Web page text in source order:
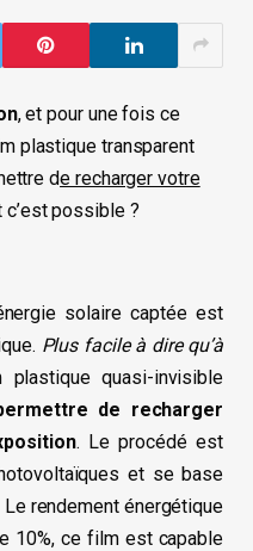
, et pour une fois ce
plastique transparent
de recharger votre
c’est possible ?
solaire captée est
Plus facile à dire qu’à
quasi-invisible
de recharger
. Le procédé est
et se base
rendement énergétique
10%, ce film est capable